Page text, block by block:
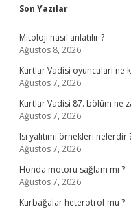
Sidebar
Son Yazılar
Mitoloji nasıl anlatılır ?
Ağustos 8, 2026
Kurtlar Vadisi oyuncuları ne
Ağustos 7, 2026
Kurtlar Vadisi 87. bölüm ne
Ağustos 7, 2026
Isı yalıtımı örnekleri nelerdir
Ağustos 7, 2026
Honda motoru sağlam mı ?
Ağustos 7, 2026
Kurbağalar heterotrof mu ?